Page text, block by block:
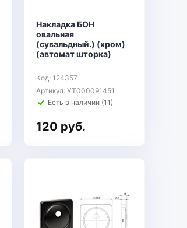
Накладка БОН
овальная
(сувальдный.) (хром)
(автомат шторка)
Код: 124357
Артикул: УТ000091451
Есть в наличии (11)
120 руб.